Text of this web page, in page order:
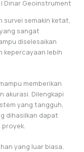
survei semakin ketat,
sangat
diselesaikan
kepercayaan lebih
memberikan
akurasi. Dilengkapi
yang tangguh,
dihasilkan dapat
yang luar biasa,